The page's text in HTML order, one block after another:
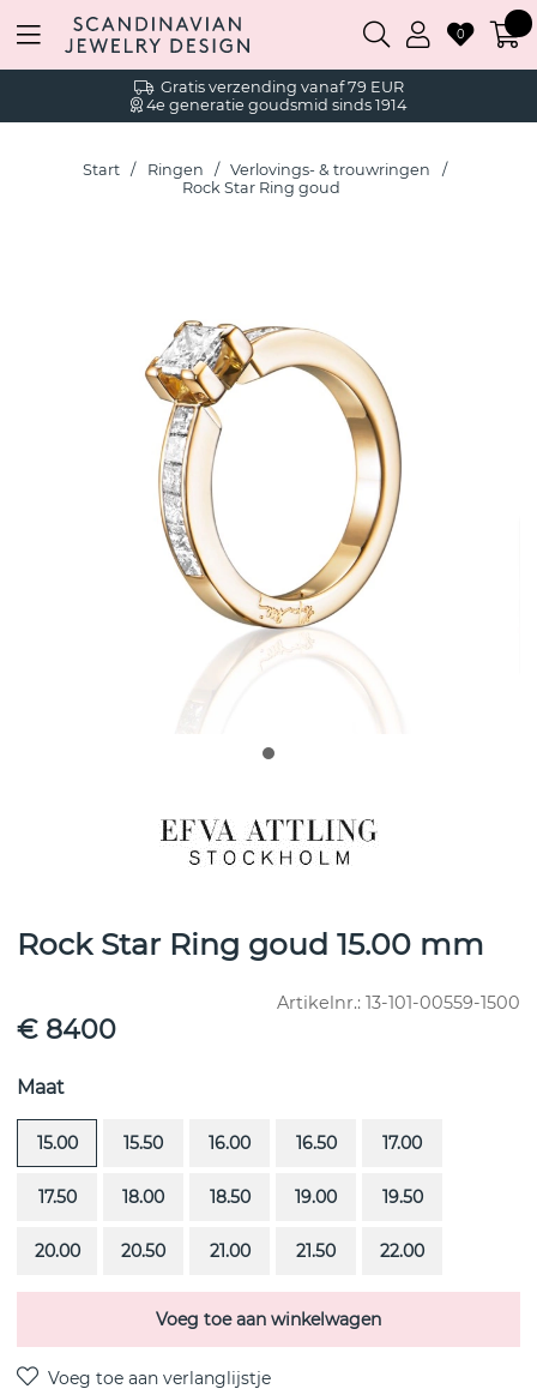
Gratis verzending vanaf 79 EUR
4e generatie goudsmid sinds 1914
0
Start Ringen
Verlovings- & trouwringen
Rock Star Ring goud
Rock Star Ring goud 15.00 mm
Artikelnr.: 13-101-00559-1500
€ 8400
Maat
15.00 15.50 16.00 16.50 17.00
17.50 18.00 18.50 19.00 19.50
20.00 20.50 21.00 21.50 22.00
Voeg toe aan winkelwagen